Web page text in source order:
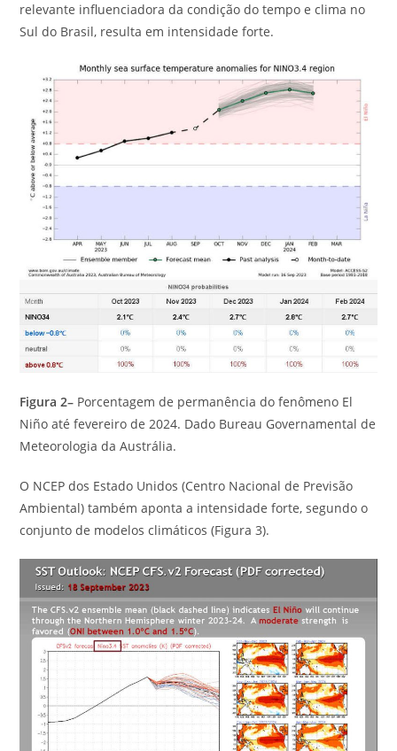
relevante influenciadora da condição do tempo e clima no
Sul do Brasil, resulta em intensidade forte.
Figura 2– Porcentagem de permanência do fenômeno El
Niño até fevereiro de 2024. Dado Bureau Governamental de
Meteorologia da Austrália.
O NCEP dos Estado Unidos (Centro Nacional de Previsão
Ambiental) também aponta a intensidade forte, segundo o
conjunto de modelos climáticos (Figura 3).